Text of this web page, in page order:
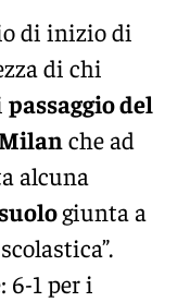
di inizio di
di chi
passaggio del
Milan che ad
alcuna
giunta a
6-1 per i